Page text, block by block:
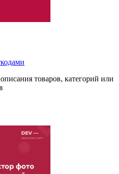
товаров, категорий или